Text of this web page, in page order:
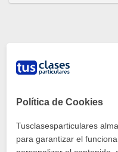
Política de Cookies
Tusclasesparticulares
para garantizar el